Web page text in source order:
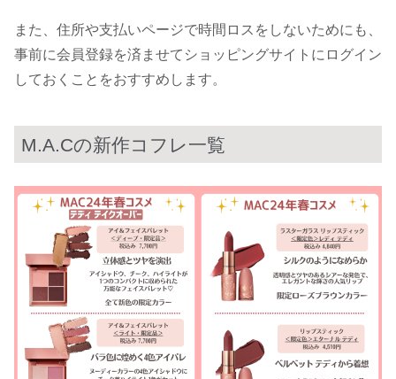
また、住所や支払いページで時間ロスをしないためにも、
事前に会員登録を済ませてショッピングサイトにログイン
しておくことをおすすめします。
M.A.Cの新作コフレ一覧